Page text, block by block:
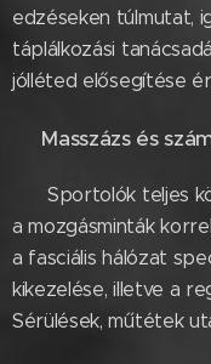
edzéseken túlmutat,
táplálkozási
jólléted elősegítése
Masszázs és
⚪ Sportolók teljes
a mozgásminták
a fasciális hálózat
kikezelése, illetve a
Sérülések, műtétek